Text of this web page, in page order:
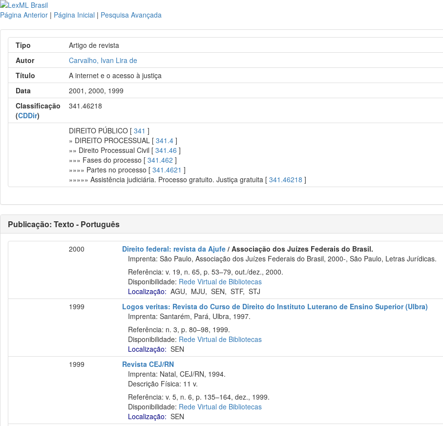
Página Anterior | Página Inicial | Pesquisa Avançada
Tipo
Artigo de revista
Autor
Carvalho, Ivan Lira de
Título
A internet e o acesso à justiça
Data
2001, 2000, 1999
Classificação
(CDDir)
341.46218
DIREITO PÚBLICO [341 ]
» DIREITO PROCESSUAL [341.4 ]
»» Direito Processual Civil [341.46 ]
»»» Fases do processo [341.462 ]
»»»» Partes no processo [341.4621 ]
»»»»» Assistência judiciária. Processo gratuito. Justiça gratuita [341.46218 ]
Publicação: Texto - Português
2000 Direito federal: revista da Ajufe / Associação dos Juízes Federais do Brasil.
Imprenta: São Paulo, Associação dos Juízes Federais do Brasil, 2000-, São Paulo, Letras Jurídicas.
Referência: v. 19, n. 65, p. 53–79, out./dez., 2000.
Disponibilidade: Rede Virtual de Bibliotecas
Localização: AGU, MJU,SEN,STF,STJ
1999
Logos veritas: Revista do Curso de Direito do Instituto Luterano de Ensino Superior (Ulbra)
Imprenta: Santarém, Pará, Ulbra, 1997.
Referência: n. 3, p. 80–98, 1999.
Disponibilidade: Rede Virtual de Bibliotecas
Localização: SEN
1999
Revista CEJ/RN
Imprenta: Natal, CEJ/RN, 1994.
Descrição Física: 11 v.
Referência: v. 5, n. 6, p. 135–164, dez., 1999.
Disponibilidade: Rede Virtual de Bibliotecas
Localização: SEN